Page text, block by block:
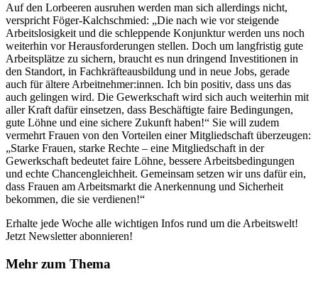
Auf den Lorbeeren ausruhen werden man sich allerdings nicht,
verspricht Föger-Kalchschmied: „Die nach wie vor steigende
Arbeitslosigkeit und die schleppende Konjunktur werden uns noch
weiterhin vor Herausforderungen stellen. Doch um langfristig gute
Arbeitsplätze zu sichern, braucht es nun dringend Investitionen in
den Standort, in Fachkräfteausbildung und in neue Jobs, gerade
auch für ältere Arbeitnehmer:innen. Ich bin positiv, dass uns das
auch gelingen wird. Die Gewerkschaft wird sich auch weiterhin mit
aller Kraft dafür einsetzen, dass Beschäftigte faire Bedingungen,
gute Löhne und eine sichere Zukunft haben!“ Sie will zudem
vermehrt Frauen von den Vorteilen einer Mitgliedschaft überzeugen:
„Starke Frauen, starke Rechte – eine Mitgliedschaft in der
Gewerkschaft bedeutet faire Löhne, bessere Arbeitsbedingungen
und echte Chancengleichheit. Gemeinsam setzen wir uns dafür ein,
dass Frauen am Arbeitsmarkt die Anerkennung und Sicherheit
bekommen, die sie verdienen!“
Erhalte jede Woche alle wichtigen Infos rund um die Arbeitswelt!
Jetzt Newsletter abonnieren!
Mehr zum Thema